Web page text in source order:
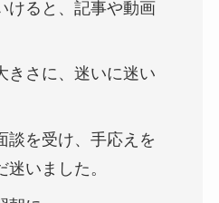
けると、記事や動画
きさに、迷いに迷い
談を受け、手応えを
いました。